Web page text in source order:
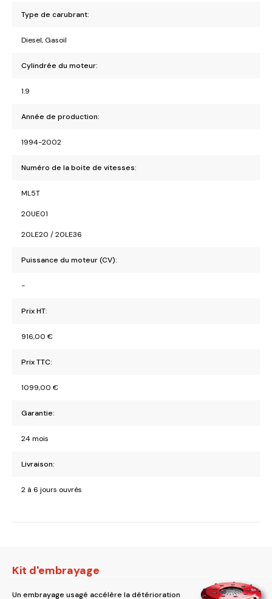
Type de carubrant:
Diesel, Gasoil
Cylindrée du moteur:
1.9
Année de production:
1994-2002
Numéro de la boite de vitesses:
ML5T
20UE01
20LE20 / 20LE36
Puissance du moteur (CV):
-
Prix HT:
916,00 €
Prix TTC:
1099,00 €
Garantie:
24 mois
Livraison:
2 à 6 jours ouvrés
Kit d'embrayage
Un embrayage usagé accélère la détérioration